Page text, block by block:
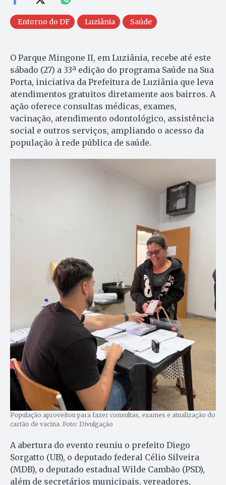
Entorno do DF Luziânia Saúde
O Parque Mingone II, em Luziânia, recebe até este
sábado (27) a 33ª edição do programa Saúde na Sua
Porta, iniciativa da Prefeitura de Luziânia que leva
atendimentos gratuitos diretamente aos bairros. A
ação oferece consultas médicas, exames,
vacinação, atendimento odontológico, assistência
social e outros serviços, ampliando o acesso da
população à rede pública de saúde.
População aproveitou para fazer consultas, exames e atualização do
cartão de vacina. Foto: Divulgação
A abertura do evento reuniu o prefeito Diego
Sorgatto (UB), o deputado federal Célio Silveira
(MDB), o deputado estadual Wilde Cambão (PSD),
além de secretários municipais, vereadores,